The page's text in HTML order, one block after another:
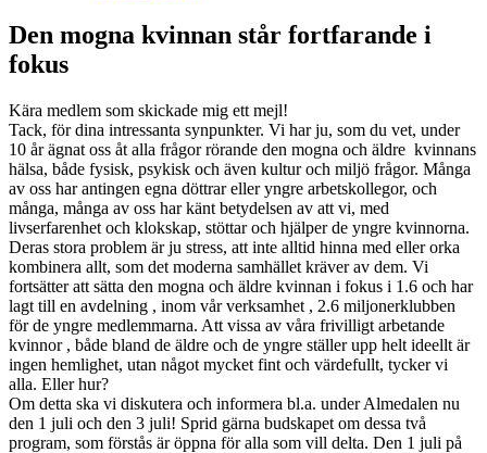
Den mogna kvinnan står fortfarande i
fokus
Kära medlem som skickade mig ett mejl!
Tack, för dina intressanta synpunkter. Vi har ju, som du vet, under
10 år ägnat oss åt alla frågor rörande den mogna och äldre kvinnans
hälsa, både fysisk, psykisk och även kultur och miljö frågor. Många
av oss har antingen egna döttrar eller yngre arbetskollegor, och
många, många av oss har känt betydelsen av att vi, med
livserfarenhet och klokskap, stöttar och hjälper de yngre kvinnorna.
Deras stora problem är ju stress, att inte alltid hinna med eller orka
kombinera allt, som det moderna samhället kräver av dem. Vi
fortsätter att sätta den mogna och äldre kvinnan i fokus i 1.6 och har
lagt till en avdelning , inom vår verksamhet , 2.6 miljonerklubben
för de yngre medlemmarna. Att vissa av våra frivilligt arbetande
kvinnor , både bland de äldre och de yngre ställer upp helt ideellt är
ingen hemlighet, utan något mycket fint och värdefullt, tycker vi
alla. Eller hur?
Om detta ska vi diskutera och informera bl.a. under Almedalen nu
den 1 juli och den 3 juli! Sprid gärna budskapet om dessa två
program, som förstås är öppna för alla som vill delta. Den 1 juli på